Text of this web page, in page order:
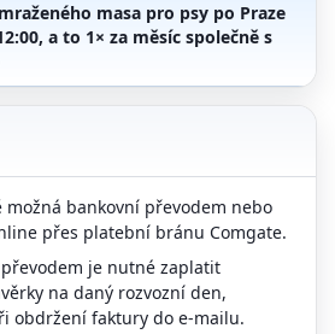
masa pro psy po Praze
, a to 1× za měsíc společně s
možná bankovní převodem nebo
přes platební bránu Comgate.
je nutné zaplatit
na daný rozvozní den,
obdržení faktury do e-mailu.